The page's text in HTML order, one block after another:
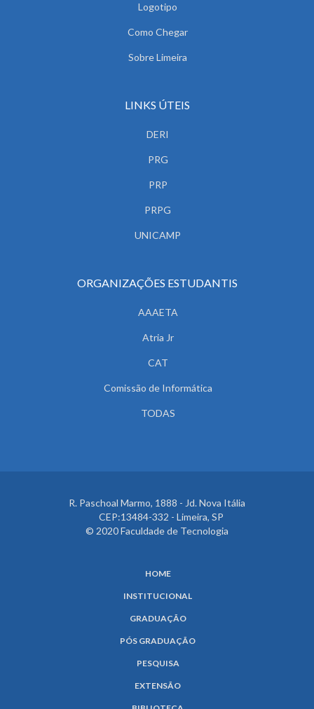
Logotipo
Como Chegar
Sobre Limeira
LINKS ÚTEIS
DERI
PRG
PRP
PRPG
UNICAMP
ORGANIZAÇÕES ESTUDANTIS
AAAETA
Atria Jr
CAT
Comissão de Informática
TODAS
R. Paschoal Marmo, 1888 - Jd. Nova Itália
CEP:13484-332 - Limeira, SP
© 2020 Faculdade de Tecnologia
HOME
INSTITUCIONAL
GRADUAÇÃO
PÓS GRADUAÇÃO
PESQUISA
EXTENSÃO